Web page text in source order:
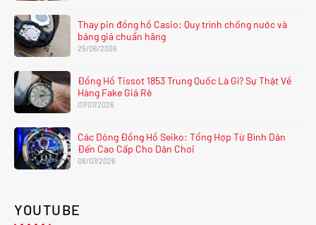
Thay pin đồng hồ Casio: Quy trình chống nước và
bảng giá chuẩn hãng
25/06/2026
Đồng Hồ Tissot 1853 Trung Quốc Là Gì? Sự Thật Về
Hàng Fake Giá Rẻ
07/07/2026
Các Dòng Đồng Hồ Seiko: Tổng Hợp Từ Bình Dân
Đến Cao Cấp Cho Dân Chơi
08/07/2026
YOUTUBE